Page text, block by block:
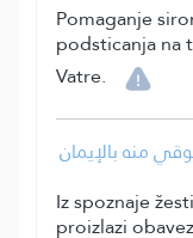
Pomaganje
podsticanja na
Vatre.
منه بالإيمان
Iz spoznaje
proizlazi